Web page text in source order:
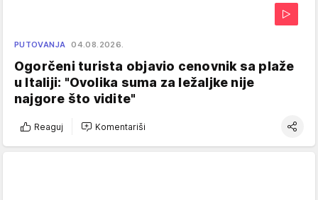
PUTOVANJA 04.08.2026.
Ogorčeni turista objavio cenovnik sa plaže
u Italiji: "Ovolika suma za ležaljke nije
najgore što vidite"
Reaguj Komentariši